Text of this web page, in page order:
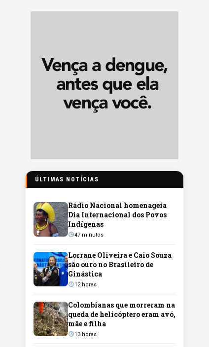
ÚLTIMAS NOTÍCIAS
Rádio Nacional homenageia
Dia Internacional dos Povos
Indígenas
47 minutos
Lorrane Oliveira e Caio Souza
são ouro no Brasileiro de
Ginástica
12 horas
Colombianas que morreram na
queda de helicóptero eram avó,
mãe e filha
13 horas